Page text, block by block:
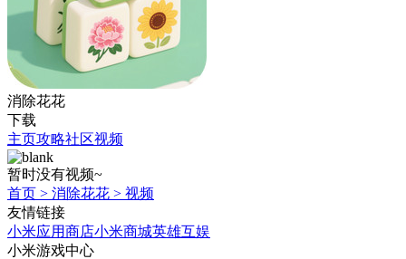
消除花花
下载
主页攻略社区视频
暂时没有视频~
首页 > 消除花花 > 视频
友情链接
小米应用商店小米商城英雄互娱
小米游戏中心